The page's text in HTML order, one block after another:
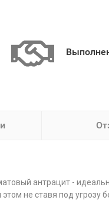
антрацит -
не ставя под угрозу